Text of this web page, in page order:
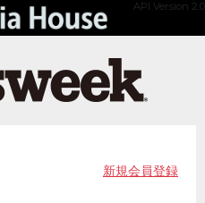
API Version 2.0
新規会員登録